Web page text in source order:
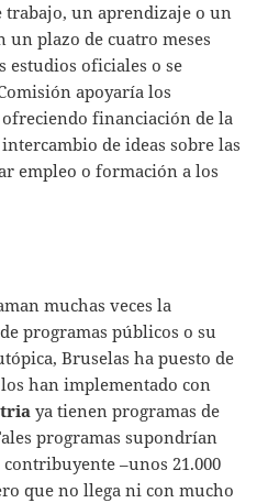
un aprendizaje o un
un plazo de cuatro meses
estudios oficiales o se
apoyaría los
financiación de la
de ideas sobre las
empleo o formación a los
muchas veces la
programas públicos o su
Bruselas ha puesto de
han implementado con
ya tienen programas de
programas supondrían
–unos 21.000
que no llega ni con mucho